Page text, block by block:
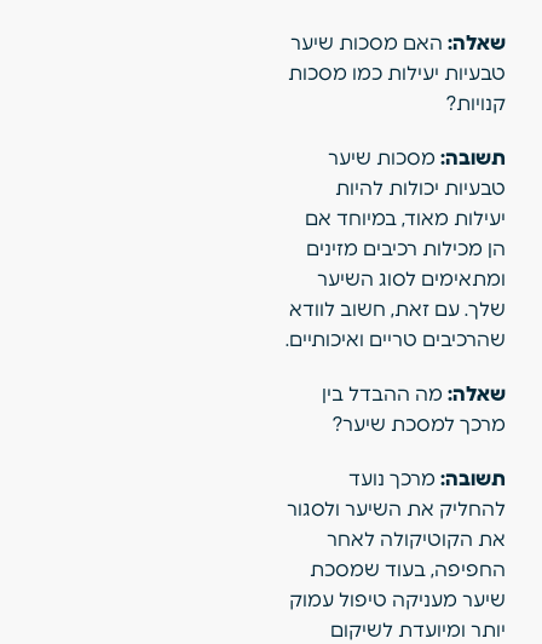
שאלה: האם מסכות שיער
טבעיות יעילות כמו מסכות
קנויות?
תשובה: מסכות שיער
טבעיות יכולות להיות
יעילות מאוד, במיוחד אם
הן מכילות רכיבים מזינים
ומתאימים לסוג השיער
שלך. עם זאת, חשוב לוודא
שהרכיבים טריים ואיכותיים.
שאלה: מה ההבדל בין
מרכך למסכת שיער?
תשובה: מרכך נועד
להחליק את השיער ולסגור
את הקוטיקולה לאחר
החפיפה, בעוד שמסכת
שיער מעניקה טיפול עמוק
יותר ומיועדת לשיקום